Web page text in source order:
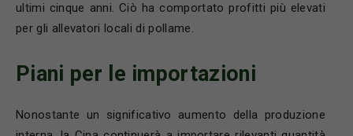
ultimi cinque anni. Ciò ha comportato profitti più elevati
per gli allevatori locali di pollame.
Piani per le importazioni
Nonostante un significativo aumento della produzione